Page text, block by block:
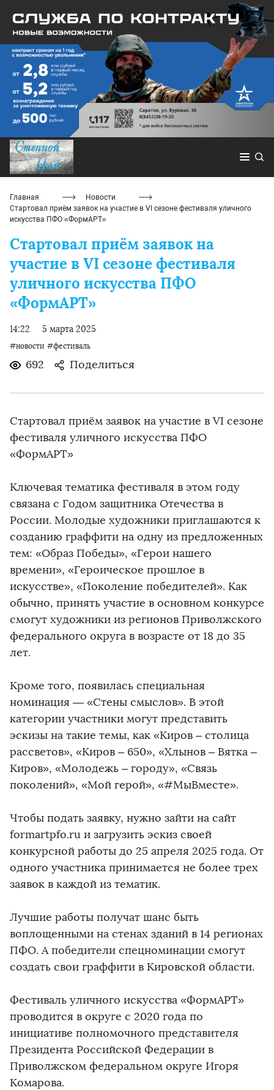
Главная
Новости
Стартовал приём заявок на участие в VI сезоне фестиваля уличного
искусства ПФО «ФормАРТ»
Стартовал приём заявок на
участие в VI сезоне фестиваля
уличного искусства ПФО
«ФормАРТ»
14:22 5 марта 2025
#новости #фестиваль
692 Поделиться
Стартовал приём заявок на участие в VI сезоне
фестиваля уличного искусства ПФО
«ФормАРТ»
Ключевая тематика фестиваля в этом году
связана с Годом защитника Отечества в
России. Молодые художники приглашаются к
созданию граффити на одну из предложенных
тем: «Образ Победы», «Герои нашего
времени», «Героическое прошлое в
искусстве», «Поколение победителей». Как
обычно, принять участие в основном конкурсе
смогут художники из регионов Приволжского
федерального округа в возрасте от 18 до 35
лет.
Кроме того, появилась специальная
номинация — «Стены смыслов». В этой
категории участники могут представить
эскизы на такие темы, как «Киров – столица
рассветов», «Киров – 650», «Хлынов – Вятка –
Киров», «Молодежь – городу», «Связь
поколений», «Мой герой», «#МыВместе».
Чтобы подать заявку, нужно зайти на сайт
formartpfo.ru и загрузить эскиз своей
конкурсной работы до 25 апреля 2025 года. От
одного участника принимается не более трех
заявок в каждой из тематик.
Лучшие работы получат шанс быть
воплощенными на стенах зданий в 14 регионах
ПФО. А победители спецноминации смогут
создать свои граффити в Кировской области.
Фестиваль уличного искусства «ФормАРТ»
проводится в округе с 2020 года по
инициативе полномочного представителя
Президента Российской Федерации в
Приволжском федеральном округе Игоря
Комарова.